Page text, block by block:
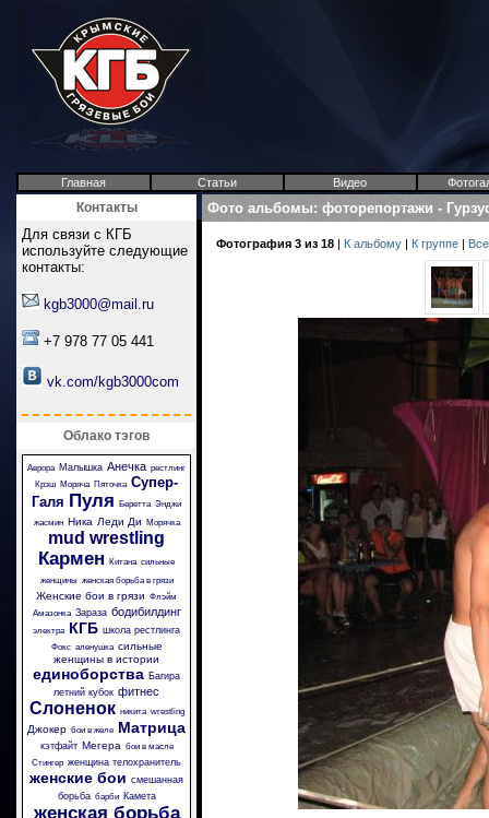
Главная Статьи Видео
Контакты
Для связи с КГБ
используйте следующие
контакты:
kgb3000@mail.ru
+7 978 77 05 441
vk.com/kgb3000com
Облако тэгов
Аврора Малышка Анечка рестлинг
Крэш Моряча Пяточка Супер-
Галя Пуля Беретта Энджи
жасмин Ника Леди Ди Морячка
mud wrestling
Кармен Китана сильные
женщины женская борьба в грязи
Женские бои в грязи Флэйм
Амазонка Зараза бодибилдинг
электра КГБ школа рестлинга
Фокс аленушка сильные
женщины в истории
единоборства Багира
летний кубок фитнес
Слоненок никита wrestling
Джокер бои в желе Матрица
кэтфайт Мегера бои в масле
Стингер женщина телохранитель
женские бои смешанная
борьба барби Камета
женская борьба
Фото альбомы: фоторепортажи -
Фотография 3 из 18 | К альбому | К группе |